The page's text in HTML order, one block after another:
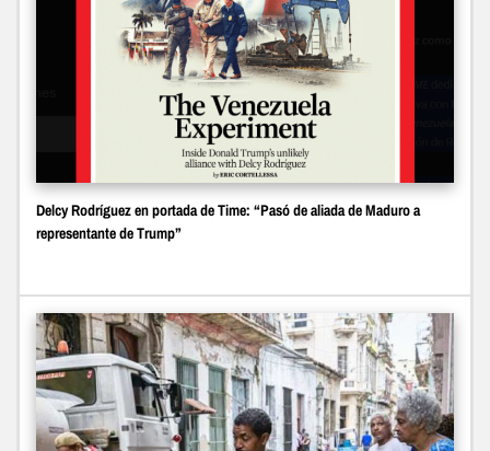
Delcy Rodríguez en portada de Time: “Pasó de aliada de Maduro a
representante de Trump”